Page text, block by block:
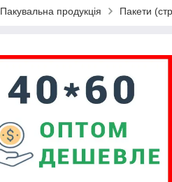
Пакувальна продукція Пакети